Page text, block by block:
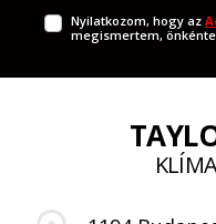
Nyilatkozom, hogy az
megismertem,